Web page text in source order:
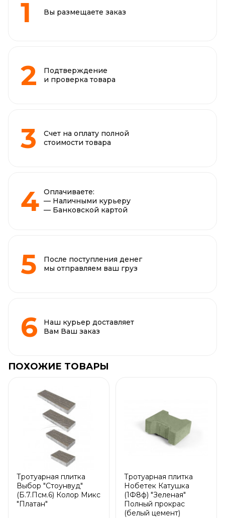
Вы размещаете заказ
Подтверждение
и проверка товара
Счет на оплату полной
стоимости товара
Оплачиваете:
— Наличными курьеру
— Банковской картой
После поступления денег
мы отправляем ваш груз
Наш курьер доставляет
Вам Ваш заказ
ПОХОЖИЕ ТОВАРЫ
Тротуарная плитка
Выбор "Стоунвуд"
(Б.7.Псм.6) Колор Микс
"Платан"
Тротуарная плитка
Нобетек Катушка
(1Ф8ф) "Зеленая"
Полный прокрас
(белый цемент)